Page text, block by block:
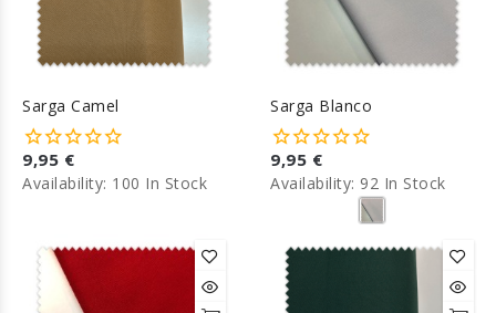
Sarga Camel
9,95 €
Availability: 100 In Stock
Sarga Blanco
9,95 €
Availability: 92 In Stock